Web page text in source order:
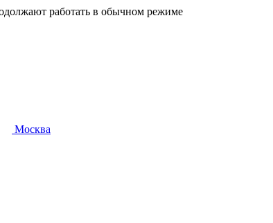
работать в обычном режиме
Москва